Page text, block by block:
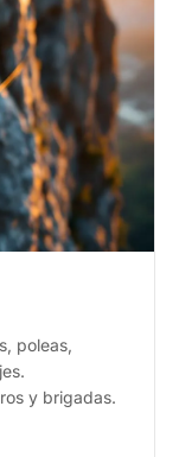
poleas,
y brigadas.